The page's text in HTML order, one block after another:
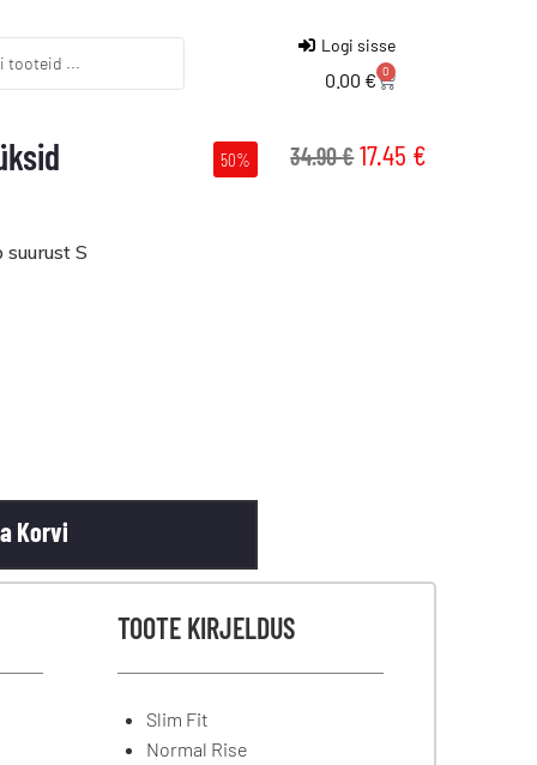
Logi sisse
0.00 € 0
50% 34.90€ 17.45 €
S
Korvi
TOOTE KIRJELDUS
Slim Fit
Normal Rise